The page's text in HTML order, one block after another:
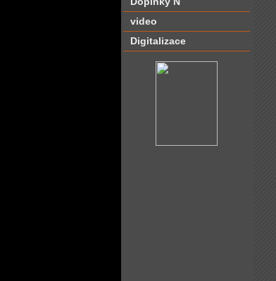
video
Digitalizace